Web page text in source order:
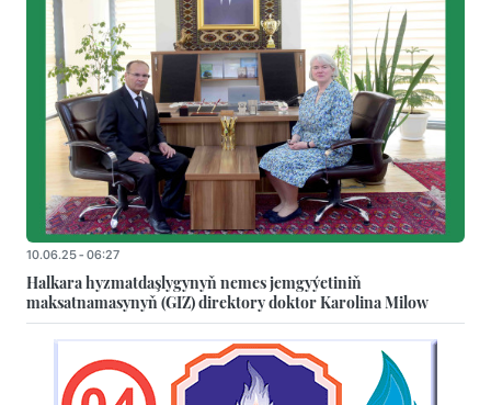
10.06.25 - 06:27
Halkara hyzmatdaşlygynyň nemes jemgyýetiniň
maksatnamasynyň (GIZ) direktory doktor Karolina Milow